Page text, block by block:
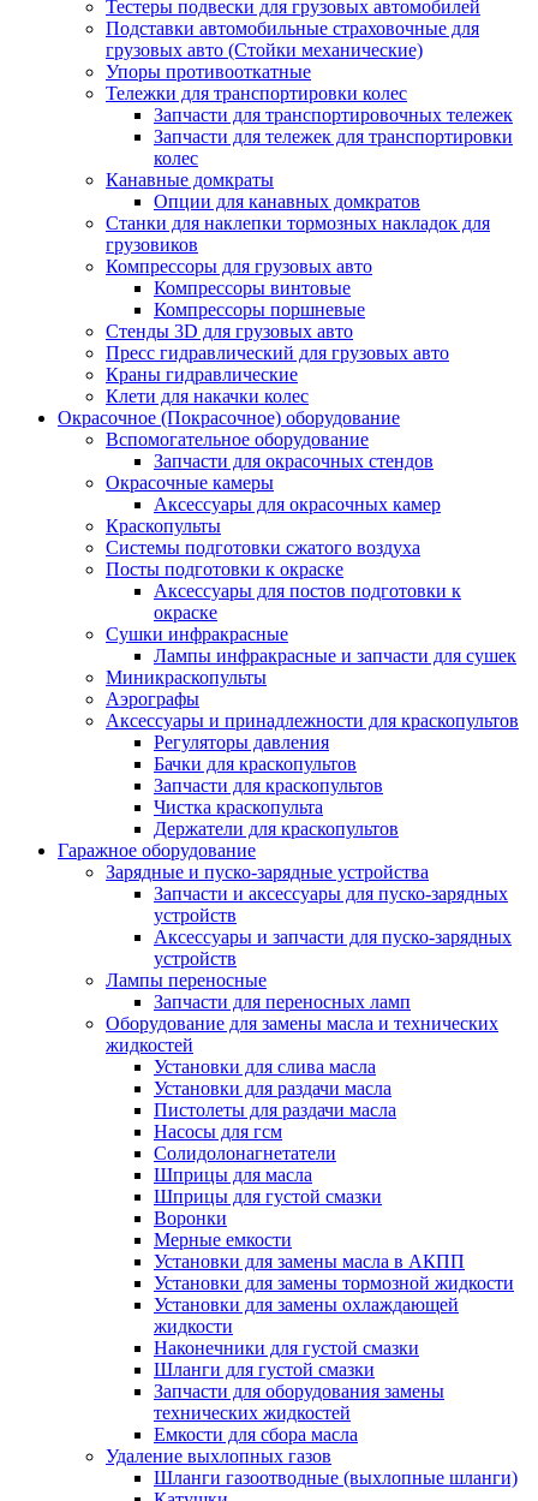
Тестеры подвески для грузовых автомобилей
Подставки автомобильные страховочные для
грузовых авто (Стойки механические)
Упоры противооткатные
Тележки для транспортировки колес
Запчасти для транспортировочных тележек
Запчасти для тележек для транспортировки
колес
Канавные домкраты
Опции для канавных домкратов
Станки для наклепки тормозных накладок для
грузовиков
Компрессоры для грузовых авто
Компрессоры винтовые
Компрессоры поршневые
Стенды 3D для грузовых авто
Пресс гидравлический для грузовых авто
Краны гидравлические
Клети для накачки колес
Окрасочное (Покрасочное) оборудование
Вспомогательное оборудование
Запчасти для окрасочных стендов
Окрасочные камеры
Аксессуары для окрасочных камер
Краскопульты
Системы подготовки сжатого воздуха
Посты подготовки к окраске
Аксессуары для постов подготовки к
окраске
Сушки инфракрасные
Лампы инфракрасные и запчасти для сушек
Миникраскопульты
Аэрографы
Аксессуары и принадлежности для краскопультов
Регуляторы давления
Бачки для краскопультов
Запчасти для краскопультов
Чистка краскопульта
Держатели для краскопультов
Гаражное оборудование
Зарядные и пуско-зарядные устройства
Запчасти и аксессуары для пуско-зарядных
устройств
Аксессуары и запчасти для пуско-зарядных
устройств
Лампы переносные
Запчасти для переносных ламп
Оборудование для замены масла и технических
жидкостей
Установки для слива масла
Установки для раздачи масла
Пистолеты для раздачи масла
Насосы для гсм
Солидолонагнетатели
Шприцы для масла
Шприцы для густой смазки
Воронки
Мерные емкости
Установки для замены масла в АКПП
Установки для замены тормозной жидкости
Установки для замены охлаждающей
жидкости
Наконечники для густой смазки
Шланги для густой смазки
Запчасти для оборудования замены
технических жидкостей
Емкости для сбора масла
Удаление выхлопных газов
Шланги газоотводные (выхлопные шланги)